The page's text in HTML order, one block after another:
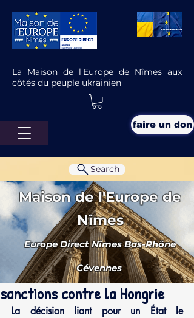
La Maison de l'Europe de Nîmes aux
côtés du peuple ukrainien
faire un don
Maison de l'Europe de
Nîmes
Europe Direct Nîmes Bas-Rhône
Cévennes
Search
État de droit : la Commission
européenne déclenche des
sanctions contre la Hongrie
La décision liant pour un État le